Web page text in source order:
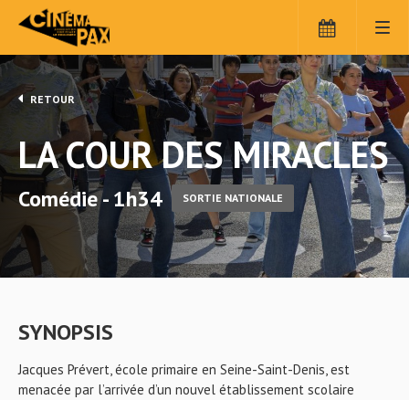
RETOUR
LA COUR DES MIRACLES
Comédie - 1h34 SORTIE NATIONALE
SYNOPSIS
Jacques Prévert, école primaire en Seine-Saint-Denis, est
menacée par l’arrivée d’un nouvel établissement scolaire